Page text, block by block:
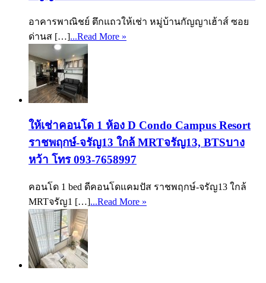
อาคารพาณิชย์ ตึกแถวให้เช่า หมู่บ้านกัญญาเฮ้าส์ ซอย
ด่านส […]...Read More »
ให้เช่าคอนโด 1 ห้อง D Condo Campus Resort
ราชพฤกษ์-จรัญ13 ใกล้ MRTจรัญ13, BTSบาง
หว้า โทร 093-7658997
คอนโด 1 bed ดีคอนโดแคมปัส ราชพฤกษ์-จรัญ13 ใกล้
MRTจรัญ1 […]...Read More »